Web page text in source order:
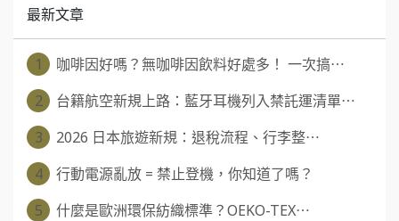
最新文章
1
咖啡因好嗎？無咖啡因飲料好處多！ 一次搞⋯
2
台籍航空新規上路：藍牙耳機列入禁託運清單⋯
3
2026 日本旅遊新規：退稅流程、行李整⋯
4
行動電源亂放 = 禁止登機，你知道了嗎？
5
什麼是歐洲環保紡織標準？OEKO-TEX⋯